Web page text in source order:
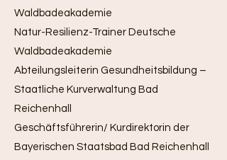
Waldbadeakademie
Natur-Resilienz-Trainer Deutsche
Waldbadeakademie
Abteilungsleiterin Gesundheitsbildung –
Staatliche Kurverwaltung Bad
Reichenhall
Geschäftsführerin/ Kurdirektorin der
Bayerischen Staatsbad Bad Reichenhall